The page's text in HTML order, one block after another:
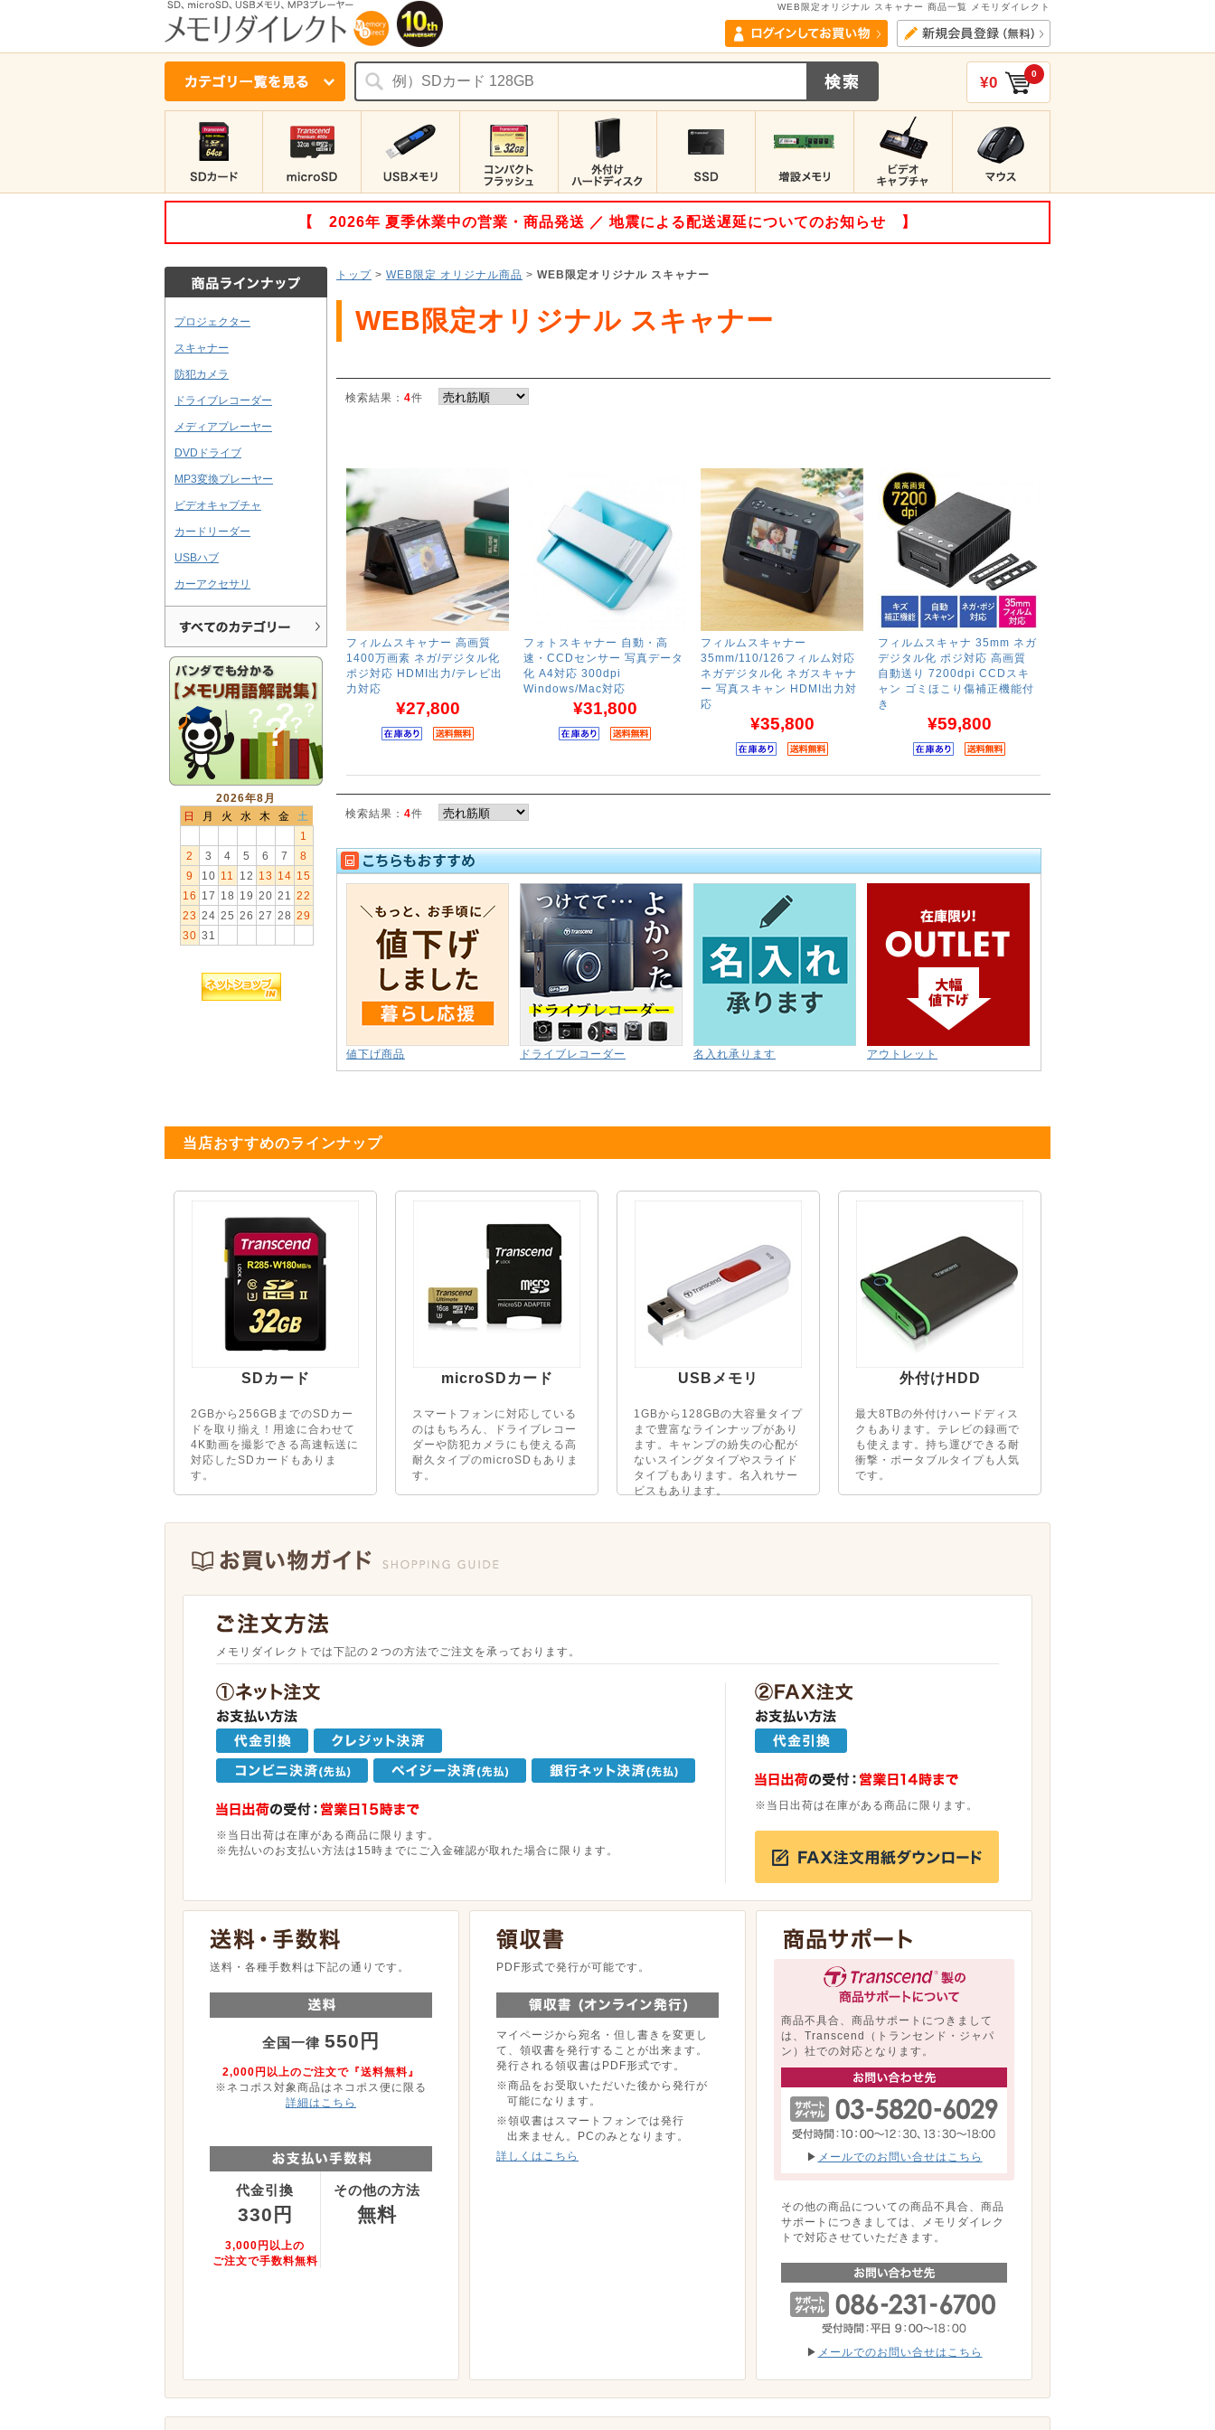
WEB限定オリジナル スキャナー 商品一覧 メモリダイレクト
¥0 0
【 2026年 夏季休業中の営業・商品発送 ／ 地震による配送遅延についてのお知らせ 】
プロジェクター
スキャナー
防犯カメラ
ドライブレコーダー
メディアプレーヤー
DVDドライブ
MP3変換プレーヤー
ビデオキャプチャ
カードリーダー
USBハブ
カーアクセサリ
2026年8月
日
月 火 水 木 金
土
1
2
3 4 5 6 7
8
9
10 11 12 13 14 15
16
17 18 19 20 21
22
23 24 25 26 27 28 29
30 31
トップ > WEB限定 オリジナル商品 > WEB限定オリジナル スキャナー
WEB限定オリジナル スキャナー
検索結果： 4件
フィルムスキャナー 高画質
1400万画素 ネガ/デジタル化
ポジ対応 HDMI出力/テレビ出
力対応
¥27,800
フォトスキャナー 自動・高
速・CCDセンサー 写真データ
化 A4対応 300dpi
Windows/Mac対応
¥31,800
フィルムスキャナー
35mm/110/126フィルム対応
ネガデジタル化 ネガスキャナ
ー 写真スキャン HDMI出力対
応
¥35,800
フィルムスキャナ 35mm ネガ
デジタル化 ポジ対応 高画質
自動送り 7200dpi CCDスキ
ャン ゴミほこり傷補正機能付
き
¥59,800
検索結果： 4件
値下げ商品 ドライブレコーダー 名入れ承ります アウトレット
当店おすすめのラインナップ
SDカード
2GBから256GBまでのSDカー
ドを取り揃え！用途に合わせて
4K動画を撮影できる高速転送に
対応したSDカードもありま
す。
microSDカード
スマートフォンに対応している
のはもちろん、ドライブレコー
ダーや防犯カメラにも使える高
耐久タイプのmicroSDもありま
す。
USBメモリ
1GBから128GBの大容量タイプ
まで豊富なラインナップがあり
ます。キャンプの紛失の心配が
ないスイングタイプやスライド
タイプもあります。名入れサー
ビスもあります。
外付けHDD
最大8TBの外付けハードディス
クもあります。テレビの録画で
も使えます。持ち運びできる耐
衝撃・ポータブルタイプも人気
です。
メモリダイレクトでは下記の２つの方法でご注文を承っております。
※当日出荷は在庫がある商品に限ります。
※先払いのお支払い方法は15時までにご入金確認が取れた場合に限ります。
※当日出荷は在庫がある商品に限ります。
送料・各種手数料は下記の通りです。
全国一律 550円
2,000円以上のご注文で『送料無料』
※ネコポス対象商品はネコポス便に限る
詳細はこちら
代金引換
330円
3,000円以上の
ご注文で手数料無料
その他の方法
無料
PDF形式で発行が可能です。
マイページから宛名・但し書きを変更し
て、領収書を発行することが出来ます。
発行される領収書はPDF形式です。
※商品をお受取いただいた後から発行が
可能になります。
※領収書はスマートフォンでは発行
出来ません。PCのみとなります。
詳しくはこちら
商品不具合、商品サポートにつきまして
は、Transcend（トランセンド・ジャパ
ン）社での対応となります。
▶ メールでのお問い合せはこちら
その他の商品についての商品不具合、商品
サポートにつきましては、メモリダイレク
トで対応させていただきます。
▶ メールでのお問い合せはこちら